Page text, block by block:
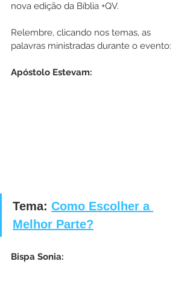
nova edição da Bíblia +QV.
Relembre, clicando nos temas, as
palavras ministradas durante o evento:
Apóstolo Estevam:
Tema: Como Escolher a
Melhor Parte?
Bispa Sonia: